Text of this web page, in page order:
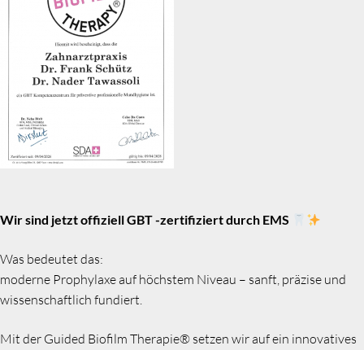
Wir sind jetzt offiziell GBT -zertifiziert durch EMS
Was bedeutet das:
moderne Prophylaxe auf höchstem Niveau – sanft, präzise und
wissenschaftlich fundiert.
Mit der Guided Biofilm Therapie® setzen wir auf ein innovatives